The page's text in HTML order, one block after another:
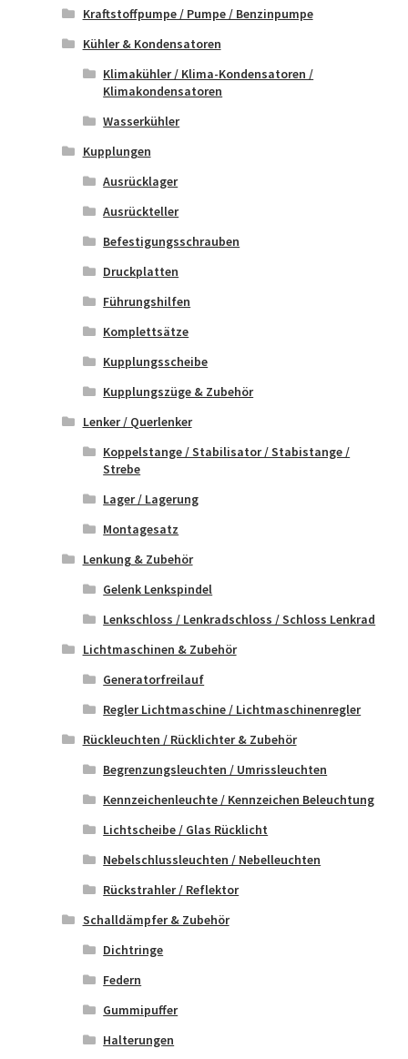
Kraftstoffpumpe / Pumpe / Benzinpumpe
Kühler & Kondensatoren
Klimakühler / Klima-Kondensatoren /
Klimakondensatoren
Wasserkühler
Kupplungen
Ausrücklager
Ausrückteller
Befestigungsschrauben
Druckplatten
Führungshilfen
Komplettsätze
Kupplungsscheibe
Kupplungszüge & Zubehör
Lenker / Querlenker
Koppelstange / Stabilisator / Stabistange /
Strebe
Lager / Lagerung
Montagesatz
Lenkung & Zubehör
Gelenk Lenkspindel
Lenkschloss / Lenkradschloss / Schloss Lenkrad
Lichtmaschinen & Zubehör
Generatorfreilauf
Regler Lichtmaschine / Lichtmaschinenregler
Rückleuchten / Rücklichter & Zubehör
Begrenzungsleuchten / Umrissleuchten
Kennzeichenleuchte / Kennzeichen Beleuchtung
Lichtscheibe / Glas Rücklicht
Nebelschlussleuchten / Nebelleuchten
Rückstrahler / Reflektor
Schalldämpfer & Zubehör
Dichtringe
Federn
Gummipuffer
Halterungen